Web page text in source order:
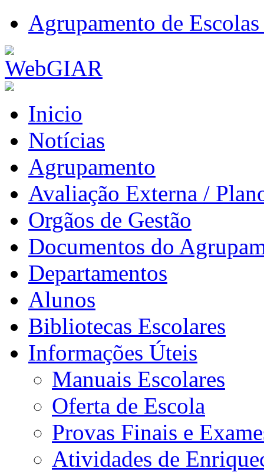
Agrupamento de
Inicio
Notícias
Agrupamento
Avaliação Externa /
Orgãos de Gestão
Documentos do
Departamentos
Alunos
Bibliotecas Escolares
Informações Úteis
Manuais Escolares
Oferta de Escola
Provas Finais e
Atividades de